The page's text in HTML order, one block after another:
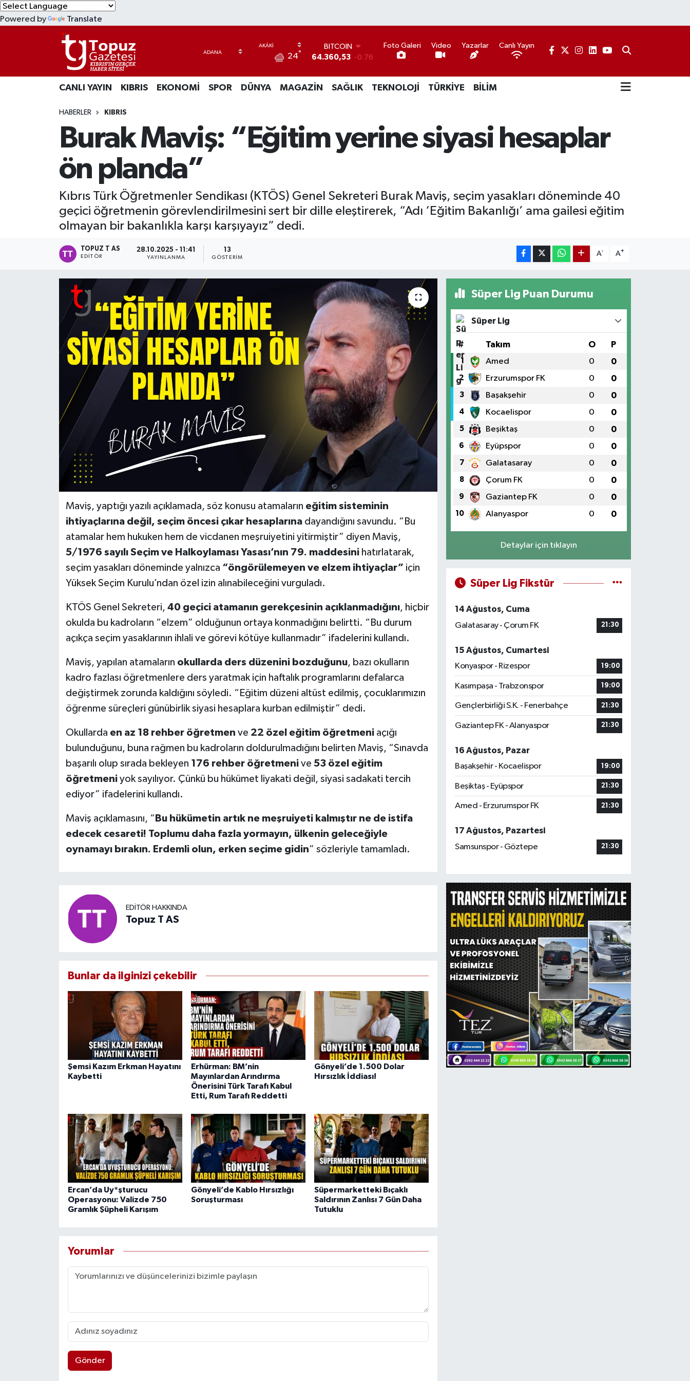
Powered by Translate
24°
BITCOIN
64.360,53 -0.76
47,7069 0.17
EURO
GRAM ALTIN
6618.49 2.12
BİST100
Foto Galeri Video Yazarlar Canlı Yayın
CANLI YAYIN KIBRIS EKONOMİ SPOR DÜNYA MAGAZİN SAĞLIK TEKNOLOJİ TÜRKİYE BİLİM
HABERLER KIBRIS
Burak Maviş: “Eğitim yerine siyasi hesaplar
ön planda”
Kıbrıs Türk Öğretmenler Sendikası (KTÖS) Genel Sekreteri Burak Maviş, seçim yasakları döneminde 40
geçici öğretmenin görevlendirilmesini sert bir dille eleştirerek, “Adı ‘Eğitim Bakanlığı’ ama gailesi eğitim
olmayan bir bakanlıkla karşı karşıyayız” dedi.
TOPUZ T AS
EDITÖR
28.10.2025 - 11:41
YAYINLANMA
13
GÖSTERIM
A- A+
Maviş, yaptığı yazılı açıklamada, söz konusu atamaların eğitim sisteminin
ihtiyaçlarına değil, seçim öncesi çıkar hesaplarınadayandığını savundu. “Bu
atamalar hem hukuken hem de vicdanen meşruiyetini yitirmiştir” diyen Maviş,
5/1976 sayılı Seçim ve Halkoylaması Yasası’nın 79. maddesinihatırlatarak,
seçim yasakları döneminde yalnızca “öngörülemeyen ve elzem ihtiyaçlar” için
Yüksek Seçim Kurulu’ndan özel izin alınabileceğini vurguladı.
KTÖS Genel Sekreteri, 40 geçici atamanın gerekçesinin açıklanmadığını, hiçbir
okulda bu kadroların “elzem” olduğunun ortaya konmadığını belirtti. “Bu durum
açıkça seçim yasaklarının ihlali ve görevi kötüye kullanmadır” ifadelerini kullandı.
Maviş, yapılan atamaların okullarda ders düzenini bozduğunu, bazı okulların
kadro fazlası öğretmenlere ders yaratmak için haftalık programlarını defalarca
değiştirmek zorunda kaldığını söyledi. “Eğitim düzeni altüst edilmiş, çocuklarımızın
öğrenme süreçleri günübirlik siyasi hesaplara kurban edilmiştir” dedi.
Okullarda en az 18 rehber öğretmen ve 22 özel eğitim öğretmeniaçığı
bulunduğunu, buna rağmen bu kadroların doldurulmadığını belirten Maviş, “Sınavda
başarılı olup sırada bekleyen 176 rehber öğretmenive 53 özel eğitim
öğretmeniyok sayılıyor. Çünkü bu hükümet liyakati değil, siyasi sadakati tercih
ediyor” ifadelerini kullandı.
Maviş açıklamasını, “ Bu hükümetin artık ne meşruiyeti kalmıştır ne de istifa
edecek cesareti! Toplumu daha fazla yormayın, ülkenin geleceğiyle
oynamayı bırakın. Erdemli olun, erken seçime gidin” sözleriyle tamamladı.
EDITÖR HAKKINDA
Topuz T AS
Bunlar da ilginizi çekebilir
Şemsi Kazım Erkman Hayatını
Kaybetti
Erhürman: BM’nin
Mayınlardan Arındırma
Önerisini Türk Tarafı Kabul
Etti, Rum Tarafı Reddetti
Gönyeli’de 1.500 Dolar
Hırsızlık İddiası!
Ercan’da Uy*şturucu
Operasyonu: Valizde 750
Gramlık Şüpheli Karışım
Gönyeli’de Kablo Hırsızlığı
Soruşturması
Süpermarketteki Bıçaklı
Saldırının Zanlısı 7 Gün Daha
Tutuklu
Yorumlar
Gönder
Süper Lig Puan Durumu
Süper Lig
# Takım O P
1 Amed 0 0
2 Erzurumspor FK 0 0
3 Başakşehir 0 0
4 Kocaelispor 0 0
5 Beşiktaş 0 0
6 Eyüpspor 0 0
7 Galatasaray 0 0
8 Çorum FK 0 0
9 Gaziantep FK 0 0
10 Alanyaspor 0 0
Detaylar için tıklayın
Süper Lig Fikstür
14 Ağustos, Cuma
Galatasaray - Çorum FK
21:30
15 Ağustos, Cumartesi
Konyaspor - Rizespor
19:00
Kasımpaşa - Trabzonspor 19:00
Gençlerbirliği S.K. - Fenerbahçe 21:30
Gaziantep FK - Alanyaspor 21:30
16 Ağustos, Pazar
Başakşehir - Kocaelispor
19:00
Beşiktaş - Eyüpspor 21:30
Amed - Erzurumspor FK 21:30
17 Ağustos, Pazartesi
Samsunspor - Göztepe
21:30
EKONOMİ
MAGAZİN
TEKNOLOJİ
TÜRKİYE
Lefkoşa Nöbetçi Eczaneler
Lefkoşa Hava Durumu
Lefkoşa Trafik Yoğunluk Haritası
Süper Lig Puan Durumu ve Fikstür
Tüm Manşetler
Son Dakika Haberleri
Haber Arşivi